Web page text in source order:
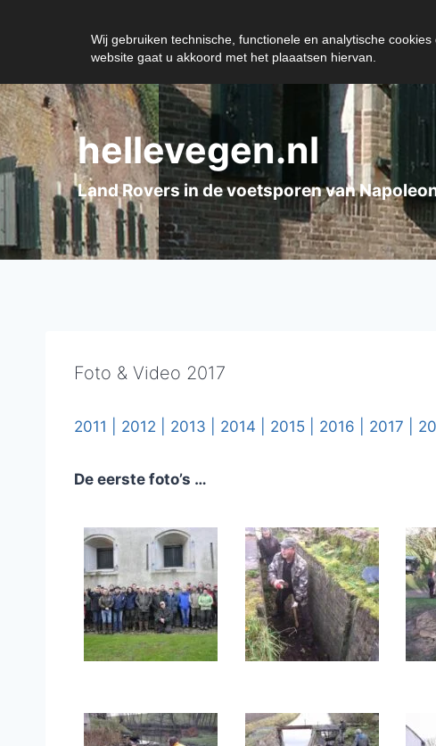
Wij gebruiken technische, functionele en analytische
website gaat u akkoord met het plaaatsen hiervan.
Doorgaan
naar
inhoud
hellevegen.nl
Land Rovers in de voetsporen van
Foto & Video 2017
2011 | 2012 | 2013 | 2014 | 2015 | 2016 | 2017 |
De eerste foto’s …